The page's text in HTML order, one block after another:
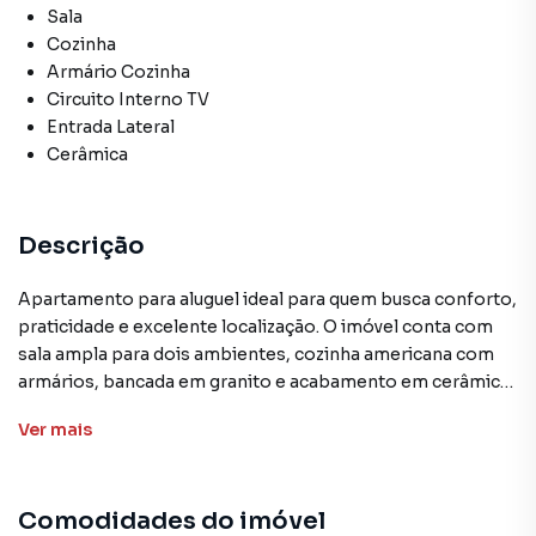
Sala
Cozinha
Armário Cozinha
Circuito Interno TV
Entrada Lateral
Cerâmica
Descrição
Apartamento para aluguel ideal para quem busca conforto,
praticidade e excelente localização. O imóvel conta com
sala ampla para dois ambientes, cozinha americana com
armários, bancada em granito e acabamento em cerâmica,
organização ao dia a dia. São 3 quartos amplos, arejados e
com sol da manhã.
Ver mais
Comodidades do imóvel